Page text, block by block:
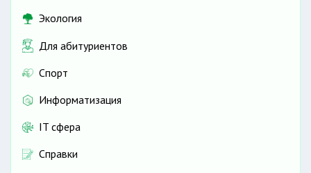
Экология
Для абитуриентов
Спорт
Информатизация
IT сфера
Справки